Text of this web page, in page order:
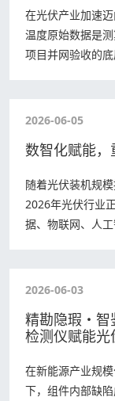
在光伏产业加速
温度原始数据是
项目并网验收的
2026-06-05
数智化赋能
随着光伏装机规
2026年光伏行业
据、物联网、人
2026-06-03
精勘隐瑕・智
检测仪赋能
在新能源产业规
下，组件内部缺